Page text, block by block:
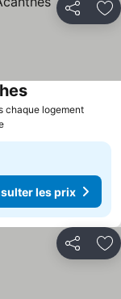
Partager
chaque logement
les prix
Partager